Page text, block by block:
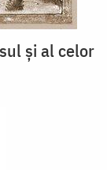
şi al celor